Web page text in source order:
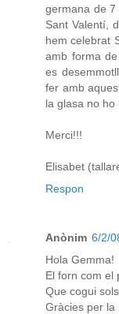
germana de
Sant Valentí,
hem celebrat
amb forma
es
fer amb
la glasa no
Merci!!!
Elisabet
Respon
Anònim 6/2/
Hola Gemma!
El forn com el
Que cogui
Gràcies per la